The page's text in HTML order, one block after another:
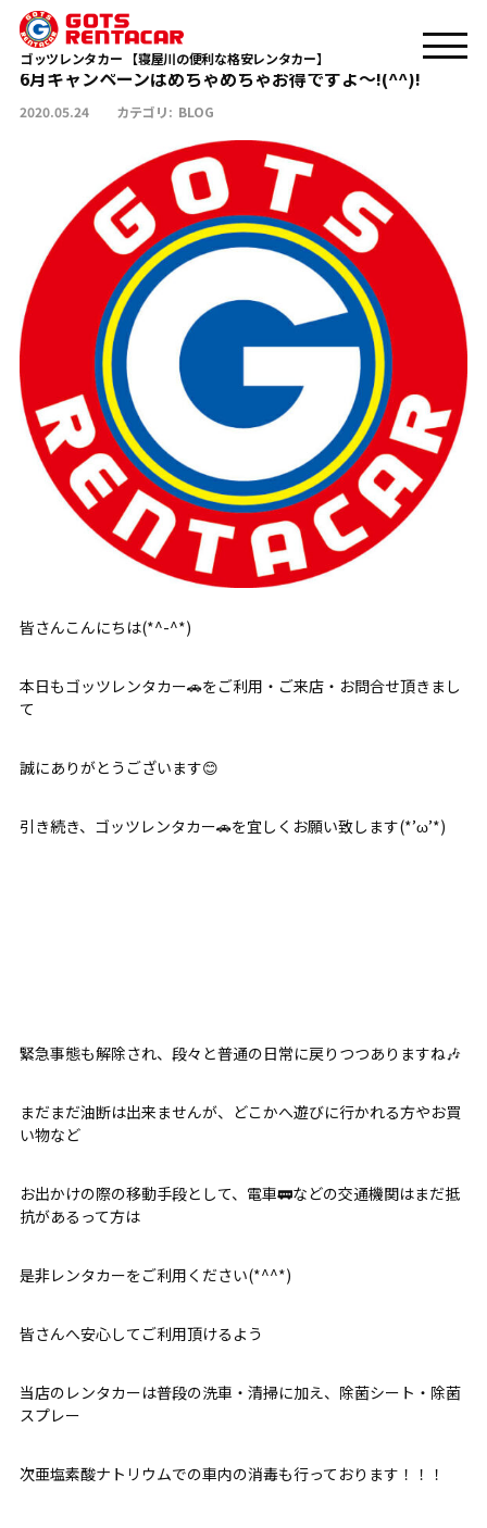
ゴッツレンタカー 【寝屋川の便利な格安レンタカー】
TOP BLOG
6月キャンペーンはめちゃめちゃお得ですよ～!(^^)!
2020.05.24 カテゴリ: BLOG
皆さんこんにちは(*^-^*)
本日もゴッツレンタカー🚗をご利用・ご来店・お問合せ頂きまし
て
誠にありがとうございます😊
引き続き、ゴッツレンタカー🚗を宜しくお願い致します(*’ω’*)
緊急事態も解除され、段々と普通の日常に戻りつつありますね🎶
まだまだ油断は出来ませんが、どこかへ遊びに行かれる方やお買
い物など
お出かけの際の移動手段として、電車🚃などの交通機関はまだ抵
抗があるって方は
是非レンタカーをご利用ください(*^^*)
皆さんへ安心してご利用頂けるよう
当店のレンタカーは普段の洗車・清掃に加え、除菌シート・除菌
スプレー
次亜塩素酸ナトリウムでの車内の消毒も行っております！！！